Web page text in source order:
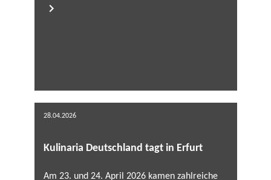
28.04.2026
Kulinaria Deutschland tagt in Erfurt
Am 23. und 24. April 2026 kamen zahlreiche